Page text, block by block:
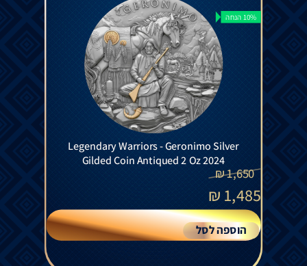
10% הנחה
Legendary Warriors - Geronimo Silver
Gilded Coin Antiqued 2 Oz 2024
1,650
₪
1,485
₪
הוספה לסל